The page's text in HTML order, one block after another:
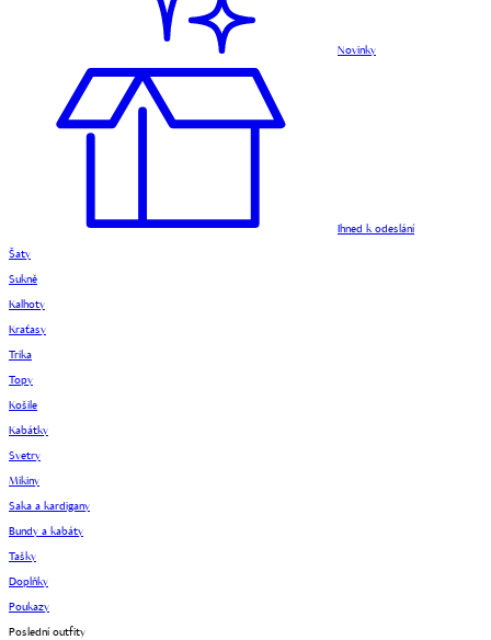
Novinky
Ihned k odeslání
Šaty
Sukně
Kalhoty
Kraťasy
Trika
Topy
Košile
Kabátky
Svetry
Mikiny
Saka a kardigany
Bundy a kabáty
Tašky
Doplňky
Poukazy
Poslední outfity